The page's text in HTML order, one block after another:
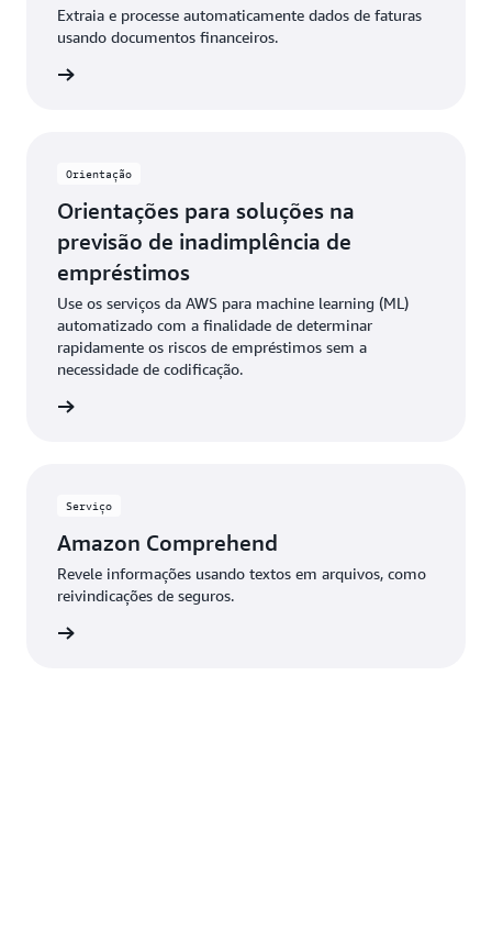
Extraia e processe automaticamente dados de faturas
usando documentos financeiros.
Orientação
Orientações para soluções na
previsão de inadimplência de
empréstimos
Use os serviços da AWS para machine learning (ML)
automatizado com a finalidade de determinar
rapidamente os riscos de empréstimos sem a
necessidade de codificação.
Serviço
Amazon Comprehend
Revele informações usando textos em arquivos, como
reivindicações de seguros.